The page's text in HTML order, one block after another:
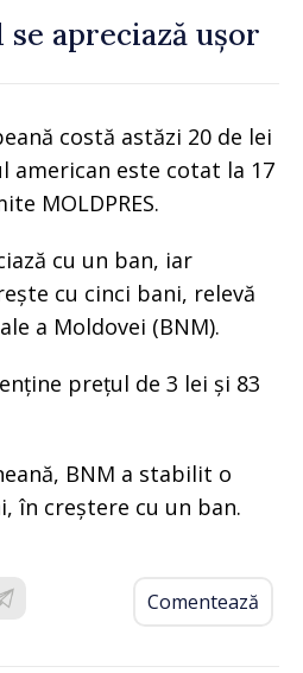
apreciază ușor
costă astăzi 20 de lei
american este cotat la 17
MOLDPRES.
cu un ban, iar
cu cinci bani, relevă
a Moldovei (BNM).
prețul de 3 lei și 83
BNM a stabilit o
în creștere cu un ban.
Comentează